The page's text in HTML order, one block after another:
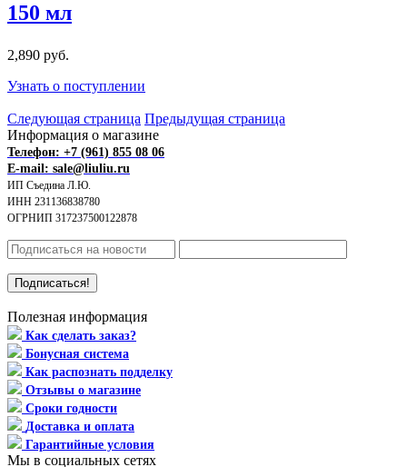
150 мл
2,890 руб.
Узнать о поступлении
Следующая страница Предыдущая страница
Информация о магазине
Телефон: +7 (961) 855 08 06
E-mail: sale@liuliu.ru
ИП Съедина Л.Ю.
ИНН 231136838780
ОГРНИП 317237500122878
Полезная информация
Как сделать заказ?
Бонусная система
Как распознать подделку
Отзывы о магазине
Сроки годности
Доставка и оплата
Гарантийные условия
Мы в социальных сетях